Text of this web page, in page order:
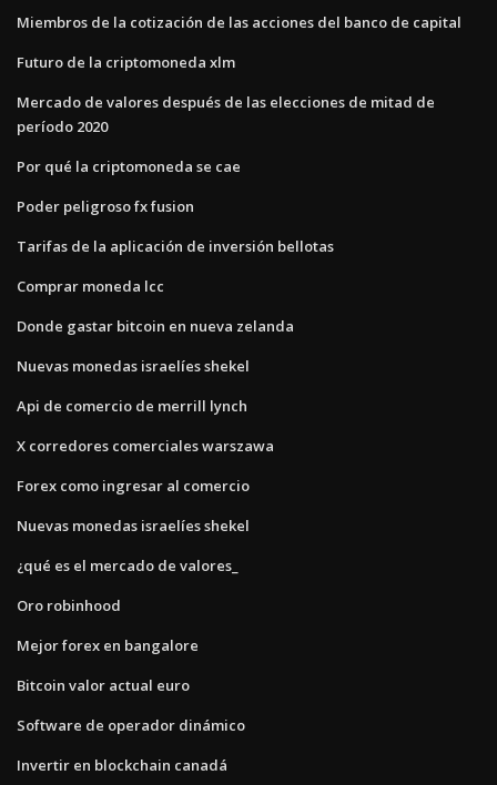
Miembros de la cotización de las acciones del banco de capital
Futuro de la criptomoneda xlm
Mercado de valores después de las elecciones de mitad de
período 2020
Por qué la criptomoneda se cae
Poder peligroso fx fusion
Tarifas de la aplicación de inversión bellotas
Comprar moneda lcc
Donde gastar bitcoin en nueva zelanda
Nuevas monedas israelíes shekel
Api de comercio de merrill lynch
X corredores comerciales warszawa
Forex como ingresar al comercio
Nuevas monedas israelíes shekel
¿qué es el mercado de valores_
Oro robinhood
Mejor forex en bangalore
Bitcoin valor actual euro
Software de operador dinámico
Invertir en blockchain canadá